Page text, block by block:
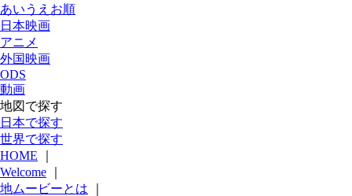
あいうえお順
日本映画
アニメ
外国映画
ODS
動画
地図で探す
日本で探す
世界で探す
HOME
Welcome
地ムービーとは